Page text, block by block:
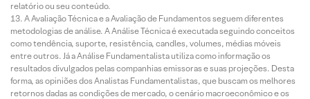
relatório ou seu conteúdo.
A Avaliação Técnica e a Avaliação de Fundamentos seguem diferentes
metodologias de análise. A Análise Técnica é executada seguindo conceitos
como tendência, suporte, resistência, candles, volumes, médias móveis
entre outros. Já a Análise Fundamentalista utiliza como informação os
resultados divulgados pelas companhias emissoras e suas projeções. Desta
forma, as opiniões dos Analistas Fundamentalistas, que buscam os melhores
retornos dadas as condições de mercado, o cenário macroeconômico e os